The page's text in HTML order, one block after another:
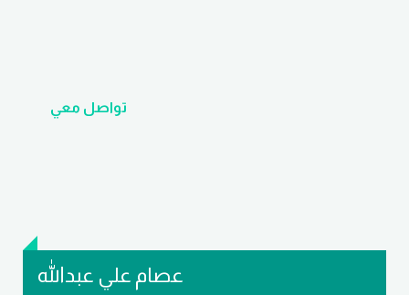
عصام علي عبدالله
تواصل معي